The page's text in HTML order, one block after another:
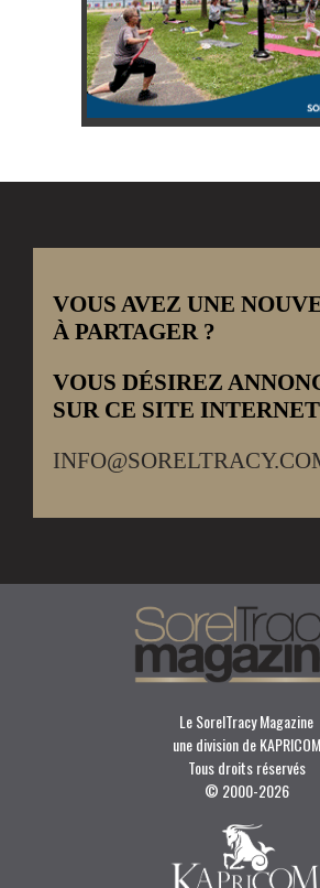
VOUS AVEZ UNE
À PARTAGER ?
VOUS DÉSIREZ
SUR CE SITE
Le SorelTracy Magazine
une division de KAPRICOM
Tous droits réservés
© 2000-2026